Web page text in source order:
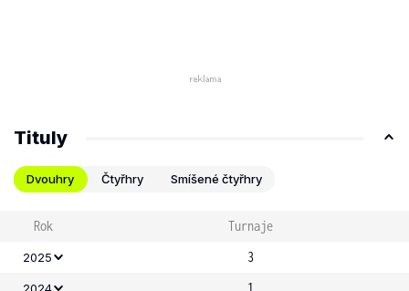
Tituly
Dvouhry Čtyřhry Smíšené čtyřhry
Rok Turnaje
2025 3
2024
1